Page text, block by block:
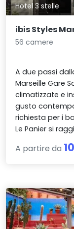
Hotel 3 stelle
ibis Styles
56 camere
A due passi
Marseille Gare
climatizzate e
gusto
richiesta per i
Le Panier si
A partire da